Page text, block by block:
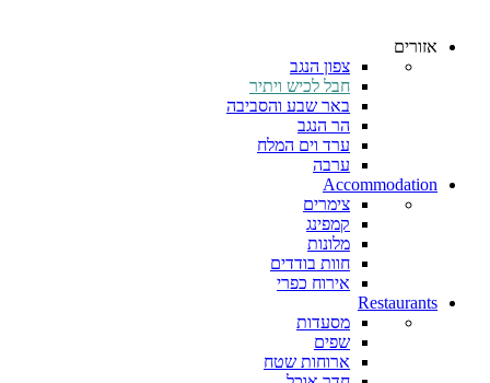
אזורים
צפון הנגב
חבל לכיש ויתיר
באר שבע והסביבה
הר הנגב
ערד וים המלח
ערבה
Accommodation
צימרים
קמפינג
מלונות
חוות בודדים
אירוח כפרי
Restaurants
מסעדות
שפים
ארוחות שטח